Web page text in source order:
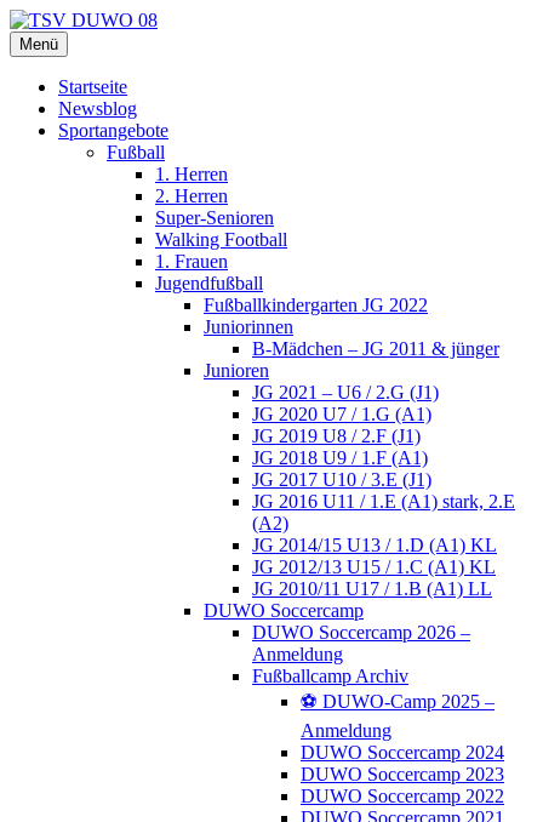
Zum
Inhalt
springen
TSV DUWO 08
Hamburg Sportverein Ohlstedt
Menü
Startseite
Newsblog
Sportangebote
Fußball
1. Herren
2. Herren
Super-Senioren
Walking Football
1. Frauen
Jugendfußball
Fußballkindergarten JG 2022
Juniorinnen
B-Mädchen – JG 2011 & jünger
Junioren
JG 2021 – U6 / 2.G (J1)
JG 2020 U7 / 1.G (A1)
JG 2019 U8 / 2.F (J1)
JG 2018 U9 / 1.F (A1)
JG 2017 U10 / 3.E (J1)
JG 2016 U11 / 1.E (A1) stark, 2.E
(A2)
JG 2014/15 U13 / 1.D (A1) KL
JG 2012/13 U15 / 1.C (A1) KL
JG 2010/11 U17 / 1.B (A1) LL
DUWO Soccercamp
DUWO Soccercamp 2026 –
Anmeldung
Fußballcamp Archiv
⚽️ DUWO-Camp 2025 –
Anmeldung
DUWO Soccercamp 2024
DUWO Soccercamp 2023
DUWO Soccercamp 2022
DUWO Soccercamp 2021